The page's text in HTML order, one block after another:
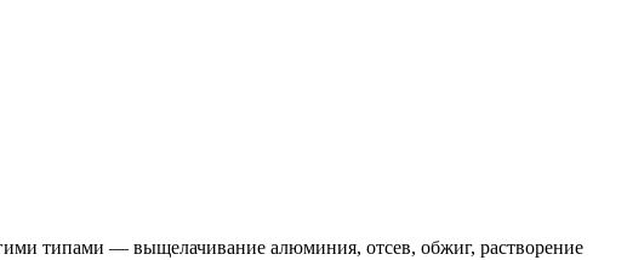
типами — выщелачивание алюминия, отсев, обжиг, растворение